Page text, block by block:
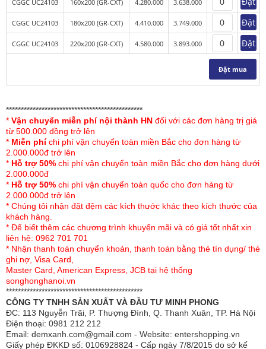
Chăn ga gối Sông Hồng Urban UC24103
thuộc bộ sưu tập Chăn ga gối Sông Hồng mới nhất 2024-
2025. Sản phẩm được Sông Hồng thiết kế các với gam
màu được kết hợp hài hòa, đặc biệt phần họa tiết tạo
điểm nhấn cho sản phẩm được thêu rất tỉ mỉ, tinh xảo. Sự
kết hợp hài hòa giữa các tông màu sang trọng tạo nên bộ
sản phẩm chăn ga gối mang vẻ đẹp sang trọng, tinh tế,
phù hợp với mọi lứa tuổi.
Đặc điểm của chăn
Urban UC24103
Chăn ga gối Sông Hồng Urban UC24103 với chất
liệu vải cotton cao cấp thoáng mát cao, độ bền màu
tốt, an toàn cho sức khỏe nên khi nằm ngủ có cảm
giác rất mát mẻ, thoải mái.
Sản phẩm với chất liệu 100% cotton cao cấp nhập
CGGC UC24103 160x200 (GR-CXT) 4.280.000 3.638.000
CGGC UC24103 180x200 (GR-CXT) 4.410.000 3.749.000 Đặt
CGGC UC24103 220x200 (GR-CXT) 4.580.000 3.893.000 Đặt
Đặt mua
**********************************************
* Vận chuyển miễn phí nội thành HN đối với các đơn hàng trị giá
từ 500.000 đồng trở lên
* Miễn phíchi phí vận chuyển toàn miền Bắc cho đơn hàng từ
2.000.000đ trở lên
* Hỗ trợ 50% chi phí vận chuyển toàn miền Bắc cho đơn hàng dưới
2.000.000đ
* Hỗ trợ 50% chi phí vận chuyển toàn quốc cho đơn hàng từ
2.000.000đ trở lên
* Chúng tôi nhận đặt đệm các kích thước khác theo kích thước của
khách hàng.
* Để biết thêm các chương trình khuyến mãi và có giá tốt nhất xin
liên hệ: 0962 701 701
* Nhận thanh toán chuyển khoản, thanh toán bằng thẻ tín dụng/ thẻ
ghi nợ, Visa Card,
Master Card, American Express, JCB tại hệ thống
songhonghanoi.vn
**********************************************
CÔNG TY TNHH SẢN XUẤT VÀ ĐẦU TƯ MINH PHONG
ĐC: 113 Nguyễn Trãi, P. Thượng Đình, Q. Thanh Xuân, TP. Hà Nội
Điện thoại: 0981 212 212
Email: demxanh.com@gmail.com - Website: entershopping.vn
Giấy phép ĐKKD số: 0106928824 - Cấp ngày 7/8/2015 do sở kế